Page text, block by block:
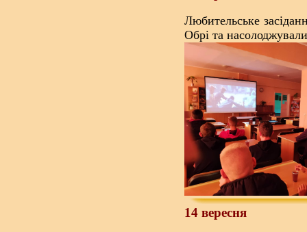
Любительське
Обрі та
14 вересня